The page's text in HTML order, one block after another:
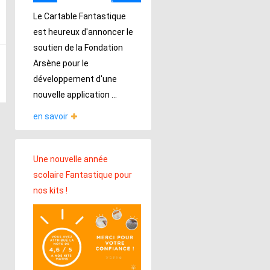
Le Cartable Fantastique
est heureux d'annoncer le
soutien de la Fondation
Arsène pour le
développement d'une
nouvelle application ...
en savoir
Une nouvelle année
scolaire Fantastique pour
nos kits !